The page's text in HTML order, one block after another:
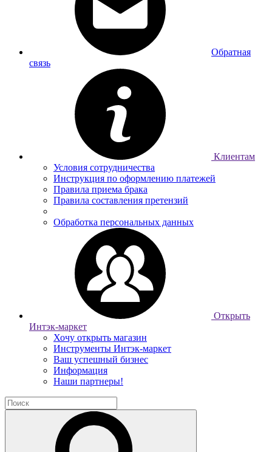
Обратная
связь
Клиентам
Условия сотрудничества
Инструкция по оформлению платежей
Правила приема брака
Правила составления претензий
Обработка персональных данных
Открыть
Интэк-маркет
Хочу открыть магазин
Инструменты Интэк-маркет
Ваш успешный бизнес
Информация
Наши партнеры!